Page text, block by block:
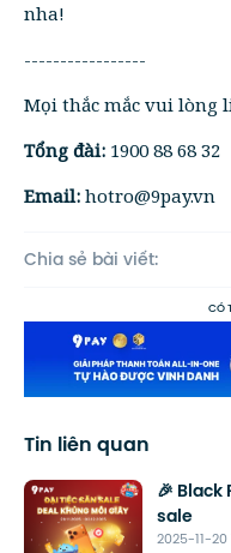
nha!
-----------------
Mọi thắc mắc vui lòng
Tổng đài: 1900 88 68 32
Email: hotro@9pay.vn
Chia sẻ bài viết:
CÓ
Tin liên quan
2025-11-20
🎉
sale